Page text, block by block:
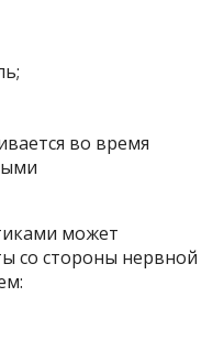
во время
может
со стороны нервной